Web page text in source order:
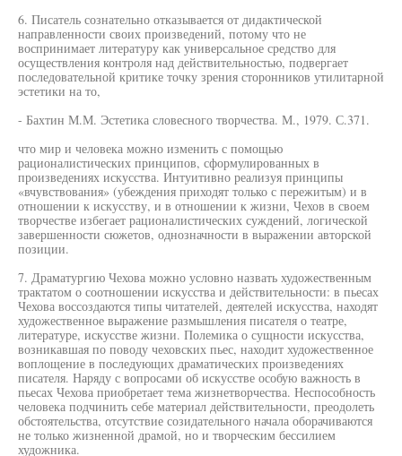
6. Писатель сознательно отказывается от дидактической
направленности своих произведений, потому что не
воспринимает литературу как универсальное средство для
осуществления контроля над действительностью, подвергает
последовательной критике точку зрения сторонников утилитарной
эстетики на то,
- Бахтин М.М. Эстетика словесного творчества. М., 1979. С.371.
что мир и человека можно изменить с помощью
рационалистических принципов, сформулированных в
произведениях искусства. Интуитивно реализуя принципы
«вчувствования» (убеждения приходят только с пережитым) и в
отношении к искусству, и в отношении к жизни, Чехов в своем
творчестве избегает рационалистических суждений, логической
завершенности сюжетов, однозначности в выражении авторской
позиции.
7. Драматургию Чехова можно условно назвать художественным
трактатом о соотношении искусства и действительности: в пьесах
Чехова воссоздаются типы читателей, деятелей искусства, находят
художественное выражение размышления писателя о театре,
литературе, искусстве жизни. Полемика о сущности искусства,
возникавшая по поводу чеховских пьес, находит художественное
воплощение в последующих драматических произведениях
писателя. Наряду с вопросами об искусстве особую важность в
пьесах Чехова приобретает тема жизнетворчества. Неспособность
человека подчинить себе материал действительности, преодолеть
обстоятельства, отсутствие созидательного начала оборачиваются
не только жизненной драмой, но и творческим бессилием
художника.